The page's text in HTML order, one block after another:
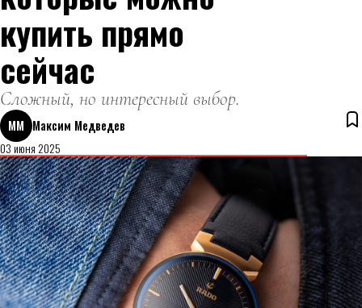
купить прямо
сейчас
Сложный, но интересный выбор.
ММ Максим Медведев
03 июня 2025